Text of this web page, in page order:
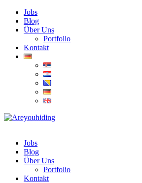
Jobs
Blog
Über Uns
Portfolio
Kontakt
Jobs
Blog
Über Uns
Portfolio
Kontakt